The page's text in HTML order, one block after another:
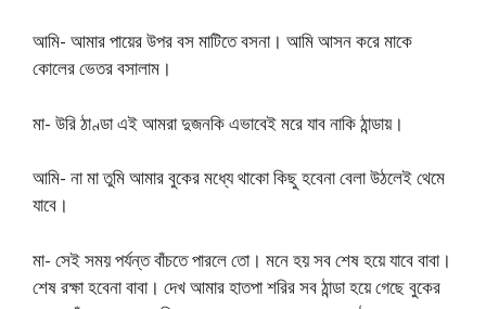
আমি- আমার পায়ের উপর বস মাটিতে বসনা। আমি আসন করে মাকে
কোলের ভেতর বসালাম।
মা- উরি ঠাণ্ডা এই আমরা দুজনকি এভাবেই মরে যাব নাকি ঠান্ডায়।
আমি- না মা তুমি আমার বুকের মধ্যে থাকো কিছু হবেনা বেলা উঠলেই থেমে
যাবে।
মা- সেই সময় পর্যন্ত বাঁচতে পারলে তো। মনে হয় সব শেষ হয়ে যাবে বাবা।
শেষ রক্ষা হবেনা বাবা। দেখ আমার হাতপা শরির সব ঠান্ডা হয়ে গেছে বুকের